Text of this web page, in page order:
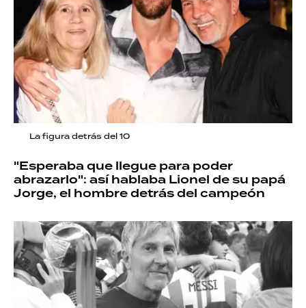
La figura detrás del 10
"Esperaba que llegue para poder
abrazarlo": así hablaba Lionel de su papá
Jorge, el hombre detrás del campeón